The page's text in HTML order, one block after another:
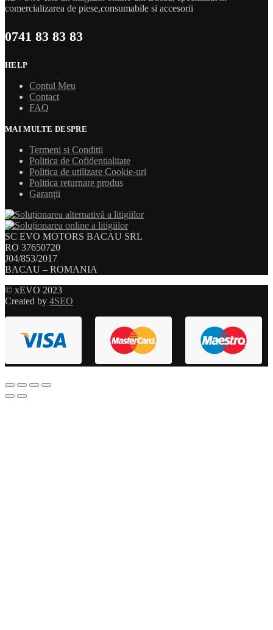
comercializarea de piese,consumabile si accesorii
0741 83 83 83
HELP
Contul Meu
Contact
FAQ
MAI MULTE DESPRE
Termeni si Conditii
Politica de Cofidentialitate
Politica de utilizare Cookie-uri
Politica returnare produs
Garanții
SC EVO MOTORS BACAU SRL
RO 37650720
J04/853/2017
BACAU – ROMANIA
© xEVO 2023
Created by 4SEO